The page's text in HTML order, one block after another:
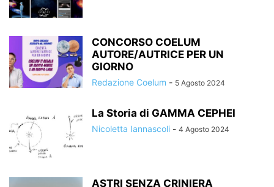
CONCORSO COELUM
AUTORE/AUTRICE PER UN
GIORNO
Redazione Coelum - 5 Agosto 2024
La Storia di GAMMA CEPHEI
Nicoletta Iannascoli - 4 Agosto 2024
ASTRI SENZA CRINIERA